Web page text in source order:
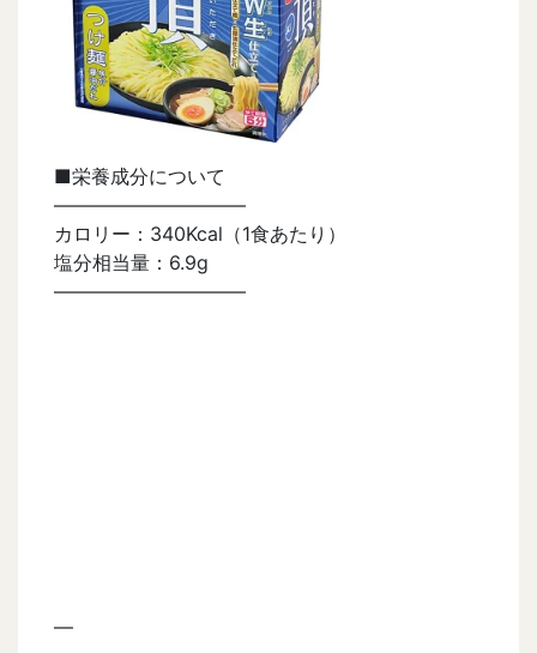
■栄養成分について
——————————
カロリー：340Kcal（1食あたり）
塩分相当量：6.9g
——————————
—